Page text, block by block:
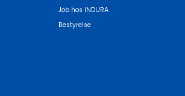
Job hos INDURA
Bestyrelse